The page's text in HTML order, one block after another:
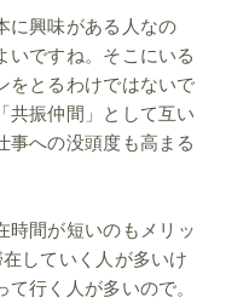
に興味がある人なの
いですね。そこにいる
をとるわけではないで
共振仲間」として互い
事への没頭度も高まる
時間が短いのもメリッ
していく人が多いけ
行く人が多いので。